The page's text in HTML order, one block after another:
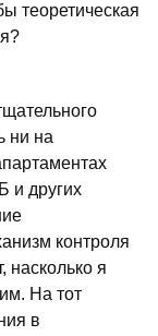
теоретическая
ни на
и других
контроля
насколько я
На тот
в